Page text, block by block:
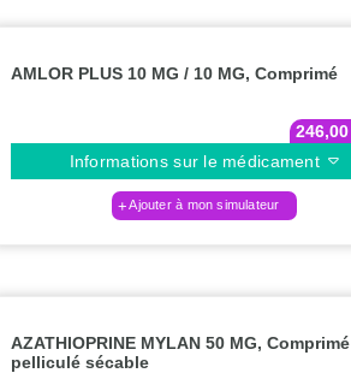
AMLOR PLUS 10 MG / 10 MG, Comprimé
246,00
Informations sur le médicament
Ajouter à mon simulateur
AZATHIOPRINE MYLAN 50 MG, Comprimé
pelliculé sécable